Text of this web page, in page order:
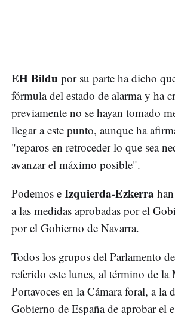
EH Bildu por su parte ha dicho
fórmula del estado de alarma y ha
previamente no se hayan tomado
llegar a este punto, aunque ha
"reparos en retroceder lo que sea
avanzar el máximo posible".
Podemos e Izquierda-Ezkerra
a las medidas aprobadas por el
por el Gobierno de Navarra.
Todos los grupos del Parlamento
referido este lunes, al término de la
Portavoces en la Cámara foral, a la
Gobierno de España de aprobar el